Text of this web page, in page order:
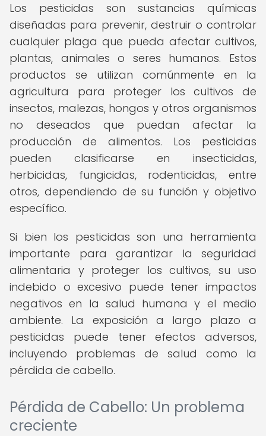
Los pesticidas son sustancias químicas
diseñadas para prevenir, destruir o controlar
cualquier plaga que pueda afectar cultivos,
plantas, animales o seres humanos. Estos
productos se utilizan comúnmente en la
agricultura para proteger los cultivos de
insectos, malezas, hongos y otros organismos
no deseados que puedan afectar la
producción de alimentos. Los pesticidas
pueden clasificarse en insecticidas,
herbicidas, fungicidas, rodenticidas, entre
otros, dependiendo de su función y objetivo
específico.
Si bien los pesticidas son una herramienta
importante para garantizar la seguridad
alimentaria y proteger los cultivos, su uso
indebido o excesivo puede tener impactos
negativos en la salud humana y el medio
ambiente. La exposición a largo plazo a
pesticidas puede tener efectos adversos,
incluyendo problemas de salud como la
pérdida de cabello.
Pérdida de Cabello: Un problema
creciente